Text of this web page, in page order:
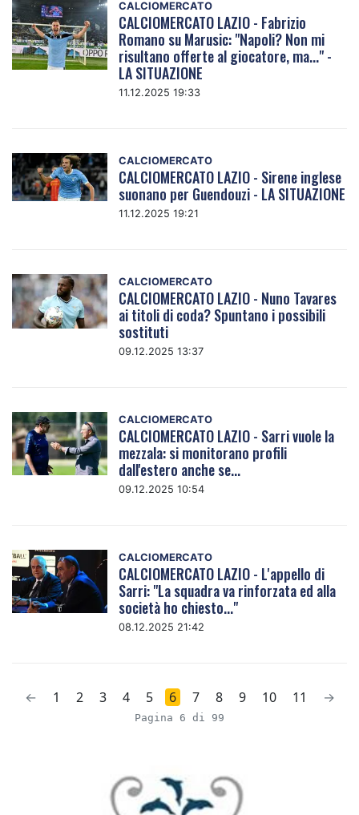
CALCIOMERCATO
CALCIOMERCATO LAZIO - Fabrizio
Romano su Marusic: "Napoli? Non mi
risultano offerte al giocatore, ma..." -
LA SITUAZIONE
11.12.2025 19:33
CALCIOMERCATO
CALCIOMERCATO LAZIO - Sirene inglese
suonano per Guendouzi - LA SITUAZIONE
11.12.2025 19:21
CALCIOMERCATO
CALCIOMERCATO LAZIO - Nuno Tavares
ai titoli di coda? Spuntano i possibili
sostituti
09.12.2025 13:37
CALCIOMERCATO
CALCIOMERCATO LAZIO - Sarri vuole la
mezzala: si monitorano profili
dall'estero anche se...
09.12.2025 10:54
CALCIOMERCATO
CALCIOMERCATO LAZIO - L'appello di
Sarri: "La squadra va rinforzata ed alla
società ho chiesto..."
08.12.2025 21:42
← 1 2 3 4 5 6 7 8 9 10 11 →
Pagina 6 di 99